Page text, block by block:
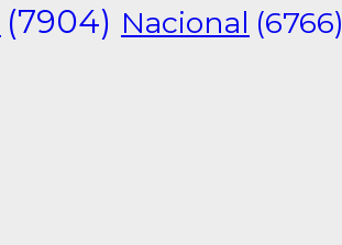
(7904) Nacional (6766)